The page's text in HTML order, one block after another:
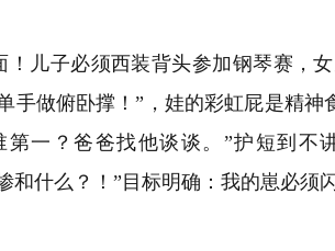
！儿子必须西装背头参加钢琴赛，
手做俯卧撑！”，娃的彩虹屁是精神
第一？爸爸找他谈谈。”护短到不
和什么？！”目标明确：我的崽必须